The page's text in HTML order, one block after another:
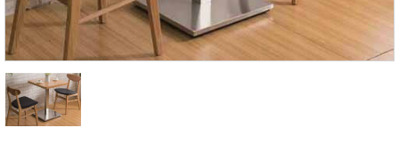
Thất
Phòng
Khách
tủ
rượu,
Bàn
trà...